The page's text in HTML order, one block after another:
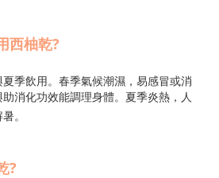
西柚乾?
季飲用。春季氣候潮濕，易感冒或消
消化功效能調理身體。夏季炎熱，人
。
?